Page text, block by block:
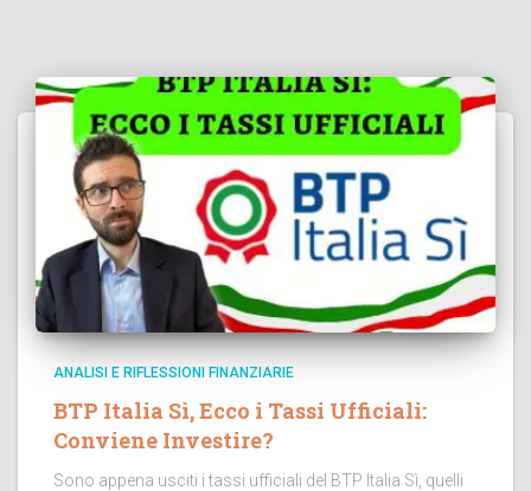
ANALISI E RIFLESSIONI FINANZIARIE
BTP Italia Sì, Ecco i Tassi Ufficiali:
Conviene Investire?
Sono appena usciti i tassi ufficiali del BTP Italia Sì, quelli